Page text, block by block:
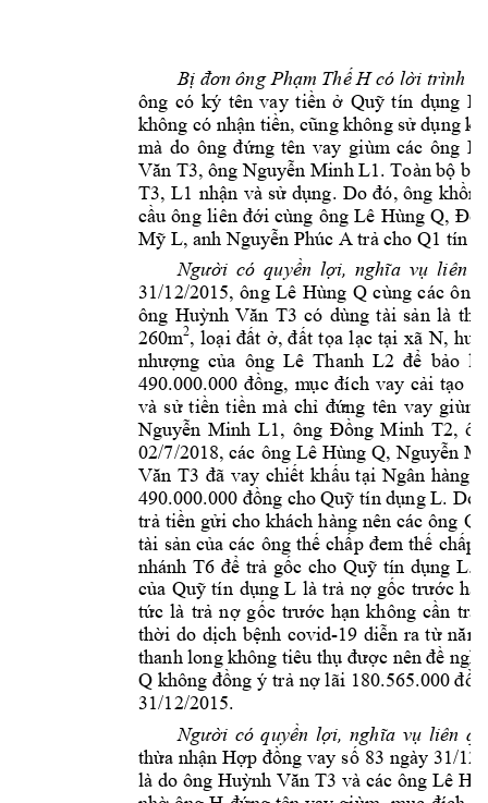
 
ông có ký tên vay tiền ở Quỹ tín dụng L
không có nhận tiền, cũng không sử dụng
mà do ông đứng tên vay giùm các ông
Văn T3, ông Nguyễn Minh L1. Toàn bộ bộ
T3, L1 nhận và sử dụng. Do đó, ông
cầu ông liên đới cùng ông Lê Hùng Q,
Mỹ L, anh Nguyễn Phúc A trả cho Q1 tín
i có quyn l   liên
31/12/2015, ông Lê Hùng Q cùng các ông
ông Huỳnh Văn T3 có dùng tài sản là th
260m2, loại đất ở, đất tọa lạc tại xã N, huy
nhượng của ông Lê Thanh L2 để bảo
490.000.000 đồng, mục đích vay cải tạo
và sử tiền tiền mà chỉ đứng tên vay giùm
Nguyễn Minh L1, ông Đồng Minh T2,
02/7/2018, các ông Lê Hùng Q, Nguyễn
Văn T3 đã vay chiết khấu tại Ngân hàng
490.000.000 đồng cho Quỹ tín dụng L. Do
trả tiền gửi cho khách hàng nên các ông Q
tài sản của các ông thế chấp đem thế chấp
nhánh T6 để trả gốc cho Quỹ tín dụng L.
của Quỹ tín dụng L là trả nợ gốc trước h
tức là trả nợ gốc trước hạn không cần trả
thời do dịch bệnh covid-19 diễn ra từ năm
thanh long không tiêu thụ được nên đề ngh
Q không đồng ý trả nợ lãi 180.565.000 đồ
31/12/2015.
i có quyn l   liên
thừa nhận Hợp đồng vay số 83 ngày 31/
là do ông Huỳnh Văn T3 và các ông Lê